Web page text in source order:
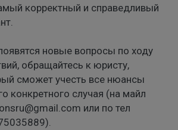
корректный и справедливый
новые вопросы по ходу
обращайтесь к юристу,
сможет учесть все нюансы
конкретного случая (на майл
или по тел